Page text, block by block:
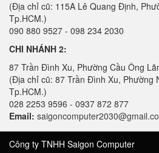
(Địa chỉ cũ: 115A Lê Quang Định,
Tp.HCM.)
090 880 9527 - 098 234 2030
CHI NHÁNH 2:
87 Trần Đình Xu, Phường Cầu Ông
(Địa chỉ cũ: 87 Trần Đình Xu, Phường
Tp.HCM.)
028 2253 9596 - 0937 872 877
Email:
Công ty TNHH Saigon Computer